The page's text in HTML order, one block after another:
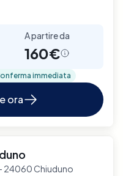
A partire da
160€
immediata
ora
24060 Chiuduno